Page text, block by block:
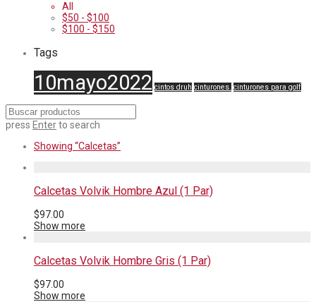
All
$50 - $100
$100 - $150
Tags
10mayo2022 cintos druh cinturones. cinturones para golf
press Enterto search
Showing “Calcetas”
Calcetas Volvik Hombre Azul (1 Par)
$97.00
Show more
Calcetas Volvik Hombre Gris (1 Par)
$97.00
Show more